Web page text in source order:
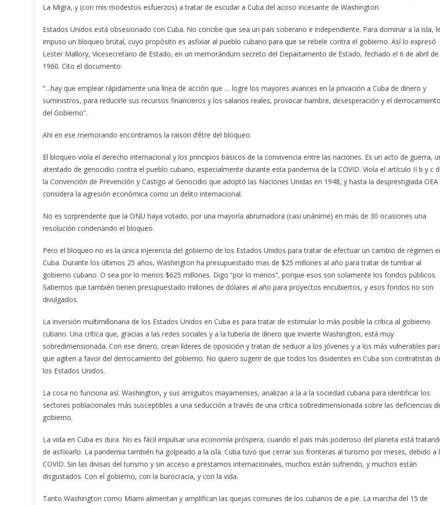
La Migra, y (con mis modestos esfuerzos) a tratar de escudar a Cuba del acoso incesante de Washington.
Estados Unidos está obsesionado con Cuba. No concibe que sea un país soberano e independiente. Para dominar a la isla, le
impuso un bloqueo brutal, cuyo propósito es asfixiar al pueblo cubano para que se rebele contra el gobierno. Así lo expresó
Lester Mallory, Vicesecretario de Estado, en un memorándum secreto del Departamento de Estado, fechado el 6 de abril de
1960. Cito el documento:
“…hay que emplear rápidamente una línea de acción que … logre los mayores avances en la privación a Cuba de dinero y
suministros, para reducirle sus recursos financieros y los salarios reales, provocar hambre, desesperación y el derrocamiento
del Gobierno”.
Ahí en ese memorando encontramos la raison d’être del bloqueo.
El bloqueo viola el derecho internacional y los principios básicos de la convivencia entre las naciones. Es un acto de guerra,
atentado de genocidio contra el pueblo cubano, especialmente durante esta pandemia de la COVID. Viola el artículo II b y c
la Convención de Prevención y Castigo al Genocidio que adoptó las Naciones Unidas en 1948, y hasta la desprestigiada OEA
considera la agresión económica como un delito internacional.
No es sorprendente que la ONU haya votado, por una mayoría abrumadora (casi unánime) en más de 30 ocasiones una
resolución condenando el bloqueo.
Pero el bloqueo no es la única injerencia del gobierno de los Estados Unidos para tratar de efectuar un cambio de régimen
Cuba. Durante los últimos 25 años, Washington ha presupuestado mas de $25 millones al año para tratar de tumbar al
gobierno cubano. O sea por lo menos $625 millones. Digo “por lo menos”, porque esos son solamente los fondos públicos.
Sabemos que también tienen presupuestado millones de dólares al año para proyectos encubiertos, y esos fondos no son
divulgados.
La inversión multimillonaria de los Estados Unidos en Cuba es para tratar de estimular lo más posible la crítica al gobierno
cubano. Una crítica que, gracias a las redes sociales y a la tubería de dinero que invierte Washington, está muy
sobredimensionada. Con ese dinero, crean líderes de oposición y tratan de seducir a los jóvenes y a los más vulnerables
que agiten a favor del derrocamiento del gobierno. No quiero sugerir de que todos los disidentes en Cuba son contratistas
los Estados Unidos.
La cosa no funciona así. Washington, y sus amiguitos mayamenses, analizan a la a la sociedad cubana para identificar los
sectores poblacionales más susceptibles a una seducción a través de una crítica sobredimensionada sobre las deficiencias
gobierno.
La vida en Cuba es dura. No es fácil impulsar una economía próspera, cuando el país más poderoso del planeta está
de asfixiarlo. La pandemia también ha golpeado a la isla. Cuba tuvo que cerrar sus fronteras al turismo por meses, debido a
COVID. Sin las divisas del turismo y sin acceso a préstamos internacionales, muchos están sufriendo, y muchos están
disgustados. Con el gobierno, con la burocracia, y con la vida.
Tanto Washington como Miami alimentan y amplifican las quejas comunes de los cubanos de a pie. La marcha del 15 de